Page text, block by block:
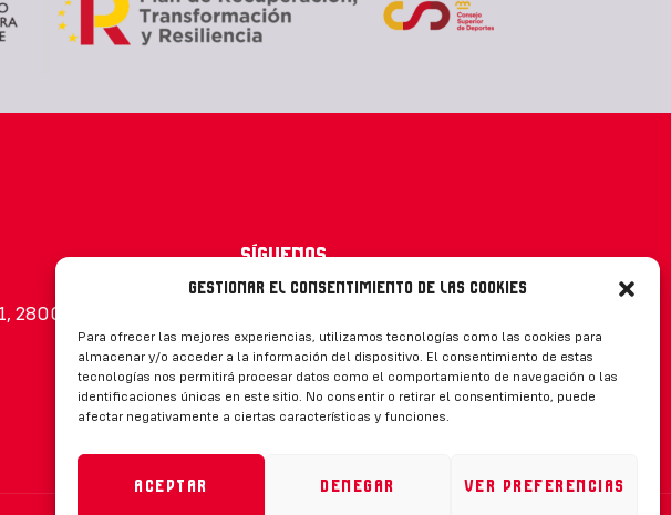
Gestionar el consentimiento de las cookies
Para ofrecer las mejores experiencias, utilizamos tecnologías como las cookies para
almacenar y/o acceder a la información del dispositivo. El consentimiento de estas
tecnologías nos permitirá procesar datos como el comportamiento de navegación o las
identificaciones únicas en este sitio. No consentir o retirar el consentimiento, puede
afectar negativamente a ciertas características y funciones.
Aceptar Denegar Ver preferencias
28005, Madrid
Síguenos
CONTACTO